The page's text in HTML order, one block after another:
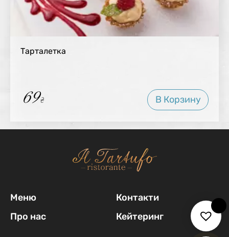
Тарталетка
69₴ В Корзину
Меню
Контакти
Про нас
Кейтеринг